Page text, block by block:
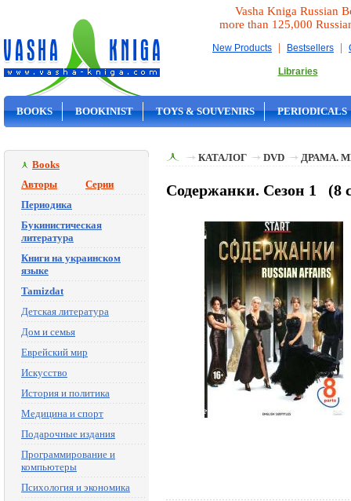
Vasha Kniga Russian
more than 125,000
New Products | Bestsellers |
Libraries
BOOKS BOOKINIST TOYS & SOUVENIRS PERIODICALS
Books
Авторы
Серии
Периодика
Букинистическая
литература
Книги на украинском
языке
Tamizdat
Детская литература
Дом и семья
Еврейский мир
Искусство
История и политика
Медицина и спорт
Подарочные издания
Программирование и
компьютеры
Психология и экономика
КАТАЛОГ DVD ДРАМА.
Содержанки. Сезон 1 (8